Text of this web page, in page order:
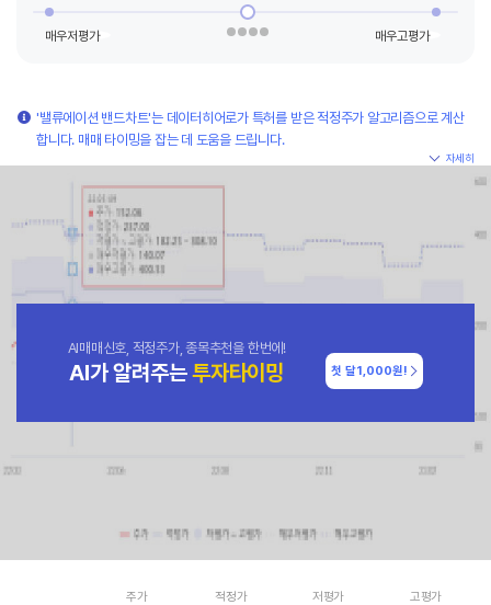
'밸류에이션 밴드차트'는 데이터히어로가 특허를 받은 적정주가 알고리즘으로 계산
합니다. 매매 타이밍을 잡는 데 도움을 드립니다.
자세히
AI매매신호, 적정주가, 종목추천을 한번에!
AI가 알려주는투자타이밍 첫 달1,000원!
주가 적정가 저평가 고평가